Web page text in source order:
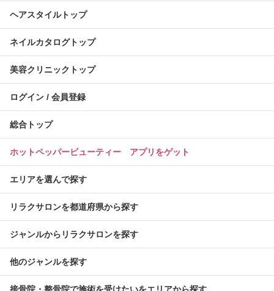
ヘアスタイルトップ
ネイルカタログトップ
美容クリニックトップ
ログイン / 会員登録
総合トップ
ホットペッパービューティー アプリをゲット
エリアを選んで探す
リラクサロンを都道府県から探す
ジャンルからリラクサロンを探す
他のジャンルを探す
接骨院・整骨院で施術を受けたいをエリアから探す